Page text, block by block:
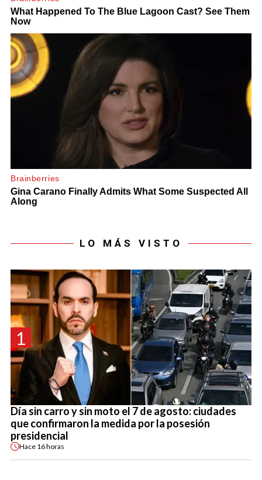
LO MÁS VISTO
1
Día sin carro y sin moto el 7 de agosto: ciudades
que confirmaron la medida por la posesión
presidencial
Hace 16 horas